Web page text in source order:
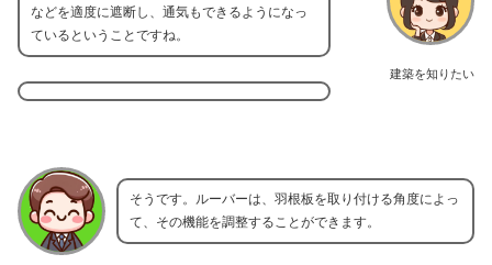
建築を知りたい
などを適度に遮断し、通気もできるようになっ
ているということですね。
そうです。ルーバーは、羽根板を取り付ける角度によっ
て、その機能を調整することができます。